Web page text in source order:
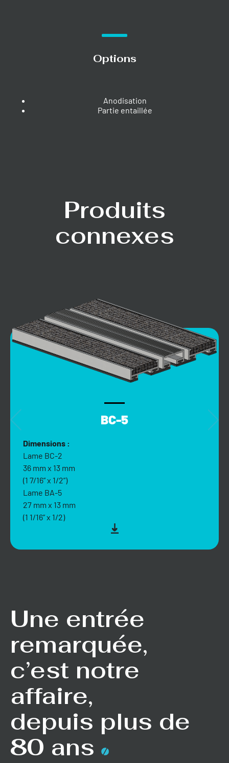
Options
Anodisation
Partie entaillée
Produits
connexes
BC-5
Dimensions :
Lame BC-2
36 mm x 13 mm
(1 7/16” x 1/2”)
Lame BA-5
27 mm x 13 mm
(1 1/16” x 1/2)
Une entrée
remarquée,
c’est notre
affaire,
depuis plus de
80 ans